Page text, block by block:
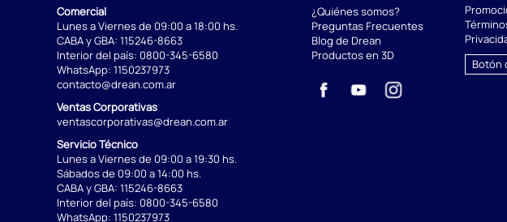
Comercial
Lunes a Viernes de 09:00 a 18:00 hs.
CABA y GBA: 115246-8663
Interior del país: 0800-345-6580
WhatsApp: 1150237973
contacto@drean.com.ar
Ventas Corporativas
ventascorporativas@drean.com.ar
Servicio Técnico
Lunes a Viernes de 09:00 a 19:30 hs.
Sábados de 09:00 a 14:00 hs.
CABA y GBA: 115246-8663
Interior del país: 0800-345-6580
WhatsApp: 1150237973
¿Quiénes somos?
Preguntas Frecuentes
Blog de Drean
Productos en 3D
Botón